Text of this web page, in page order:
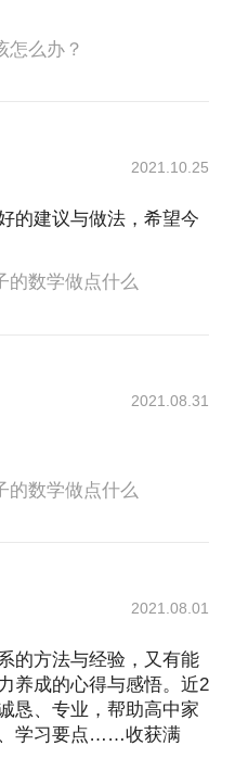
怎么办？
2021.10.25
的建议与做法，希望今
的数学做点什么
2021.08.31
的数学做点什么
2021.08.01
的方法与经验，又有能
养成的心得与感悟。近2
恳、专业，帮助高中家
学习要点……收获满